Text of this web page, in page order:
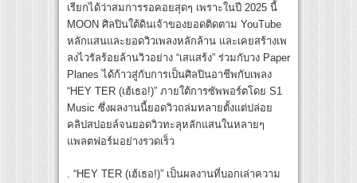
เรียกได้ว่าสมการรอคอยสุดๆ เพราะในปี 2025 นี้
MOON ศิลปินใต้ดินเจ้าของยอดติดตาม YouTube
หลักแสนและยอดวิวเพลงหลักล้าน และเคยสร้างเพ
ลงไวรัลร้อยล้านวิวอย่าง “เสแสร้ง” ร่วมกับวง Paper
Planes ได้ก้าวสู่กับการเป็นศิลปินอาชีพกับเพลง
“HEY TER (เฮ้เธอ!)” ภายใต้การซัพพอร์ตโดย S1
Music ซึ่งผลงานนี้ยอดวิวถล่มทลายตั้งแต่ปล่อย
คลิปสปอยล์จนยอดวิวทะลุหลักแสนในหลายๆ
แพลตฟอร์มอย่างรวดเร็ว
. “HEY TER (เฮ้เธอ!)” เป็นผลงานที่บอกเล่าความ